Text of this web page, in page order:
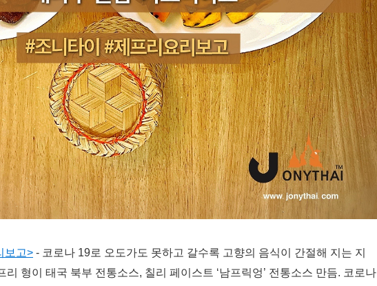
보고> - 코로나 19로 오도가도 못하고 갈수록 고향의 음식이 간절해 지는 지
리 형이 태국 북부 전통소스, 칠리 페이스트 ‘남프릭엉’ 전통소스 만듬. 코로나